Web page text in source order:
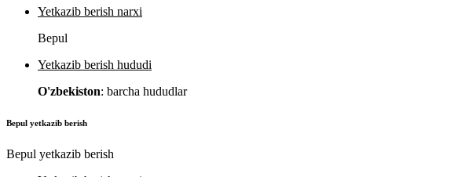
Yetkazib berish narxi
Bepul
Yetkazib berish hududi
O'zbekiston: barcha hududlar
Bepul yetkazib berish
Bepul yetkazib berish